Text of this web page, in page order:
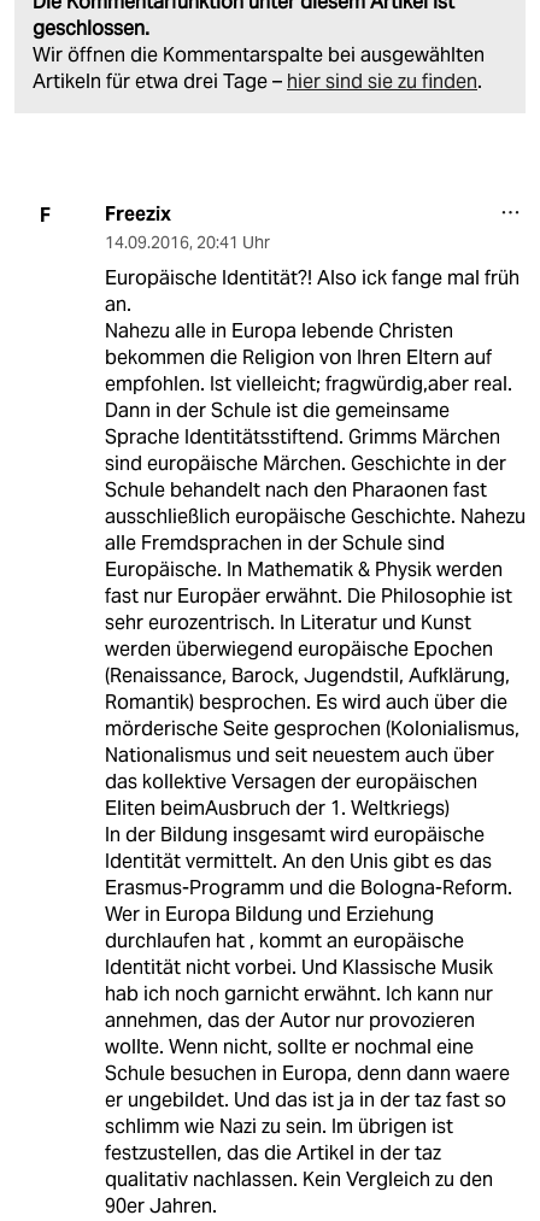
geschlossen.
Wir öffnen die Kommentarspalte bei ausgewählten
Artikeln für etwa drei Tage – hier sind sie zu finden.
F Freezix
14.09.2016, 20:41 Uhr
Europäische Identität?! Also ick fange mal früh
an.
Nahezu alle in Europa lebende Christen
bekommen die Religion von Ihren Eltern auf
empfohlen. Ist vielleicht; fragwürdig,aber real.
Dann in der Schule ist die gemeinsame
Sprache Identitätsstiftend. Grimms Märchen
sind europäische Märchen. Geschichte in der
Schule behandelt nach den Pharaonen fast
ausschließlich europäische Geschichte. Nahezu
alle Fremdsprachen in der Schule sind
Europäische. In Mathematik & Physik werden
fast nur Europäer erwähnt. Die Philosophie ist
sehr eurozentrisch. In Literatur und Kunst
werden überwiegend europäische Epochen
(Renaissance, Barock, Jugendstil, Aufklärung,
Romantik) besprochen. Es wird auch über die
mörderische Seite gesprochen (Kolonialismus,
Nationalismus und seit neuestem auch über
das kollektive Versagen der europäischen
Eliten beimAusbruch der 1. Weltkriegs)
In der Bildung insgesamt wird europäische
Identität vermittelt. An den Unis gibt es das
Erasmus-Programm und die Bologna-Reform.
Wer in Europa Bildung und Erziehung
durchlaufen hat , kommt an europäische
Identität nicht vorbei. Und Klassische Musik
hab ich noch garnicht erwähnt. Ich kann nur
annehmen, das der Autor nur provozieren
wollte. Wenn nicht, sollte er nochmal eine
Schule besuchen in Europa, denn dann waere
er ungebildet. Und das ist ja in der taz fast so
schlimm wie Nazi zu sein. Im übrigen ist
festzustellen, das die Artikel in der taz
qualitativ nachlassen. Kein Vergleich zu den
90er Jahren.